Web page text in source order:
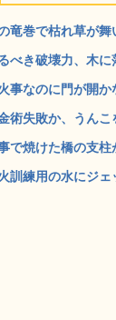
竜巻で枯れ草が
べき破壊力、木
火事なのに門が開
術失敗か、うん
で焼けた橋の支
訓練用の水にジ